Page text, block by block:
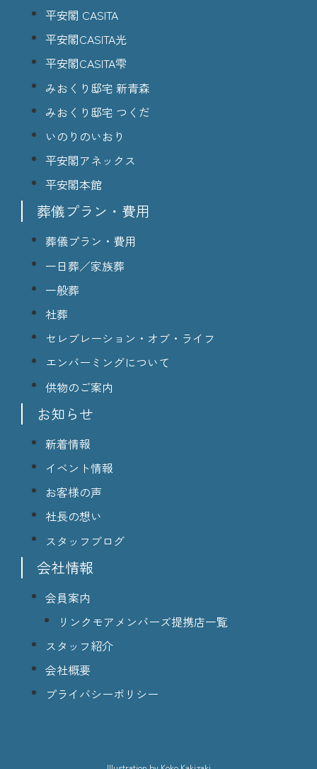
平安閣 CASITA
平安閣CASITA光
平安閣CASITA雫
みおくり邸宅 新青森
みおくり邸宅 つくだ
いのりのいおり
平安閣アネックス
平安閣本館
葬儀プラン・費用
葬儀プラン・費用
一日葬／家族葬
一般葬
社葬
セレブレーション・オブ・ライフ
エンバーミングについて
供物のご案内
お知らせ
新着情報
イベント情報
お客様の声
社長の想い
スタッフブログ
会社情報
会員案内
リンクモアメンバーズ提携店一覧
スタッフ紹介
会社概要
プライバシーポリシー